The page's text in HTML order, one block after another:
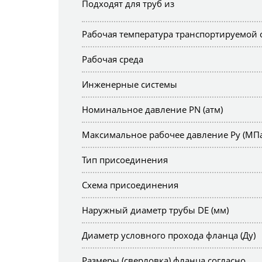
Подходят для труб из
Рабочая температура
Рабочая среда
Инженерные системы
Номинальное давление PN (атм)
Максимальное рабочее давление Ру
Тип присоединения
Схема присоединения
Наружный диаметр трубы DE (мм)
Диаметр условного прохода фланца (Ду)